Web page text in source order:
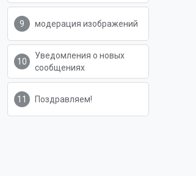
модерация изображений
Уведомления о новых
сообщениях
Поздравляем!